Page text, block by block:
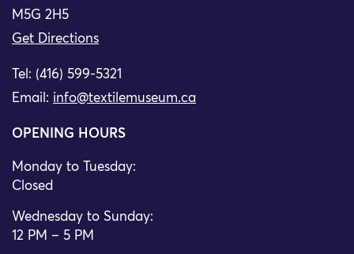
M5G 2H5
Get Directions
Tel: (416) 599-5321
Email: info@textilemuseum.ca
OPENING HOURS
Monday to Tuesday:
Closed
Wednesday to Sunday:
12 PM – 5 PM